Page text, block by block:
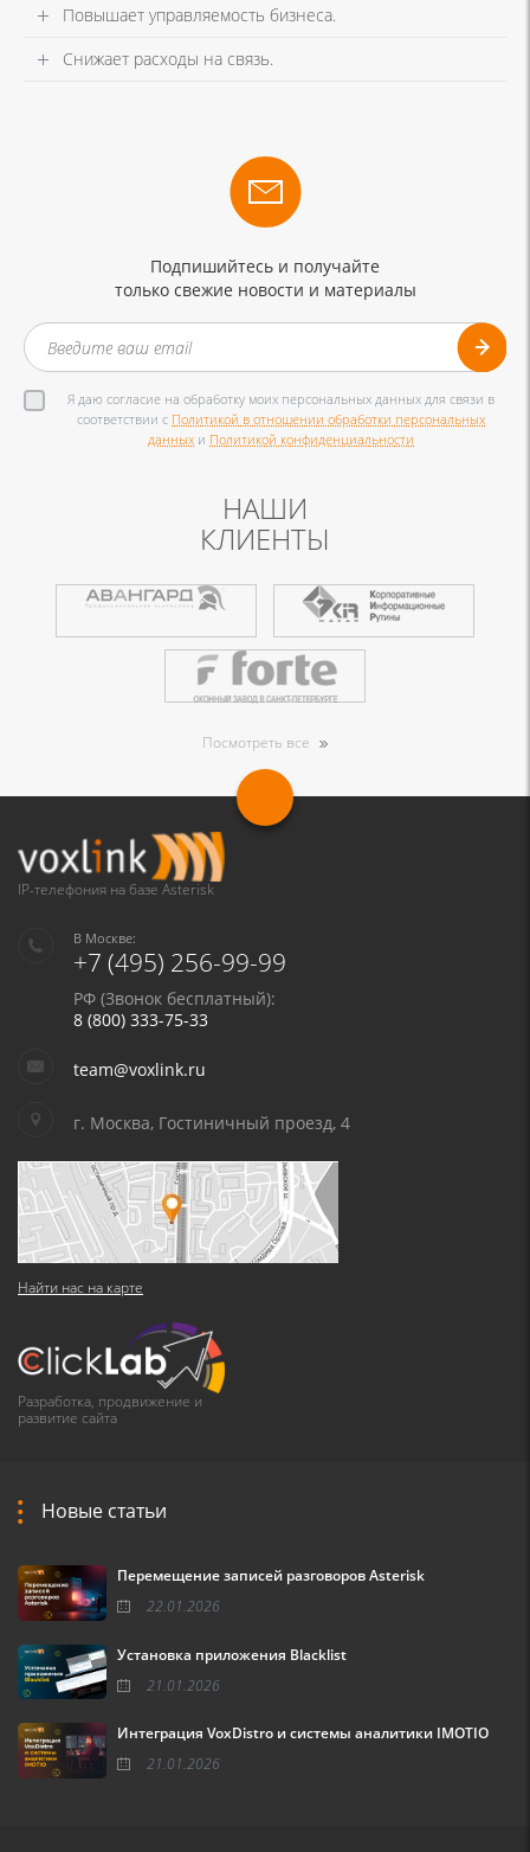
Повышает управляемость бизнеса.
Снижает расходы на связь.
Подпишийтесь и получайте
только свежие новости и материалы
Я даю согласие на обработку моих персональных данных для связи в
соответствии с Политикой в отношении обработки персональных
данных и Политикой конфиденциальности
НАШИ
КЛИЕНТЫ
Посмотреть все
IP-телефония на базе Asterisk
В Москве:
+7 (495) 256-99-99
РФ (Звонок бесплатный):
8 (800) 333-75-33
team@voxlink.ru
г. Москва, Гостиничный проезд, 4
Найти нас на карте
Разработка, продвижение и
развитие сайта
Новые статьи
Перемещение записей разговоров Asterisk
22.01.2026
Установка приложения Blacklist
21.01.2026
Интеграция VoxDistro и системы аналитики IMOTIO
21.01.2026